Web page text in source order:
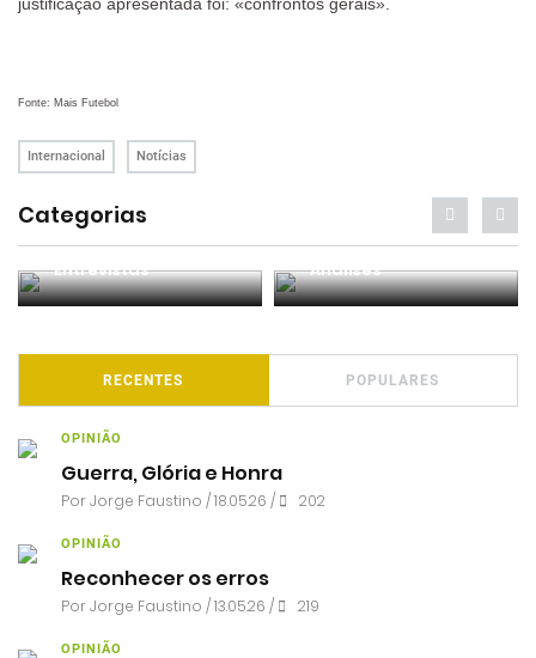
Fonte: Mais Futebol
Internacional Notícias
Categorias
Entrevistas Análises
RECENTES POPULARES
OPINIÃO
Guerra, Glória e Honra
PorJorge Faustino / 18.05.26 / 202
OPINIÃO
Reconhecer os erros
PorJorge Faustino / 13.05.26 / 219
OPINIÃO